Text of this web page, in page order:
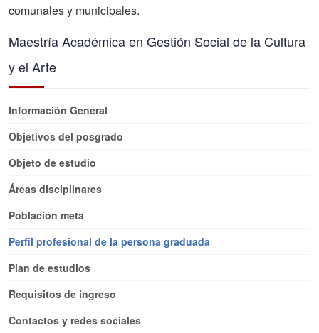
comunales y municipales.
Maestría Académica en Gestión Social de la Cultura
y el Arte
Información General
Objetivos del posgrado
Objeto de estudio
Áreas disciplinares
Población meta
Perfil profesional de la persona graduada
Plan de estudios
Requisitos de ingreso
Contactos y redes sociales